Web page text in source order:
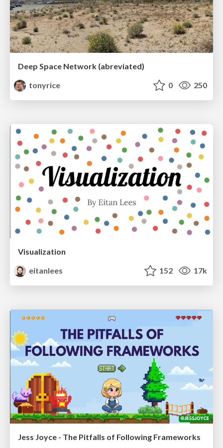
Deep Space Network (abreviated)
tonyrice
0 250
Visualization
eitanlees
152 17k
Jess Joyce - The Pitfalls of Following Frameworks